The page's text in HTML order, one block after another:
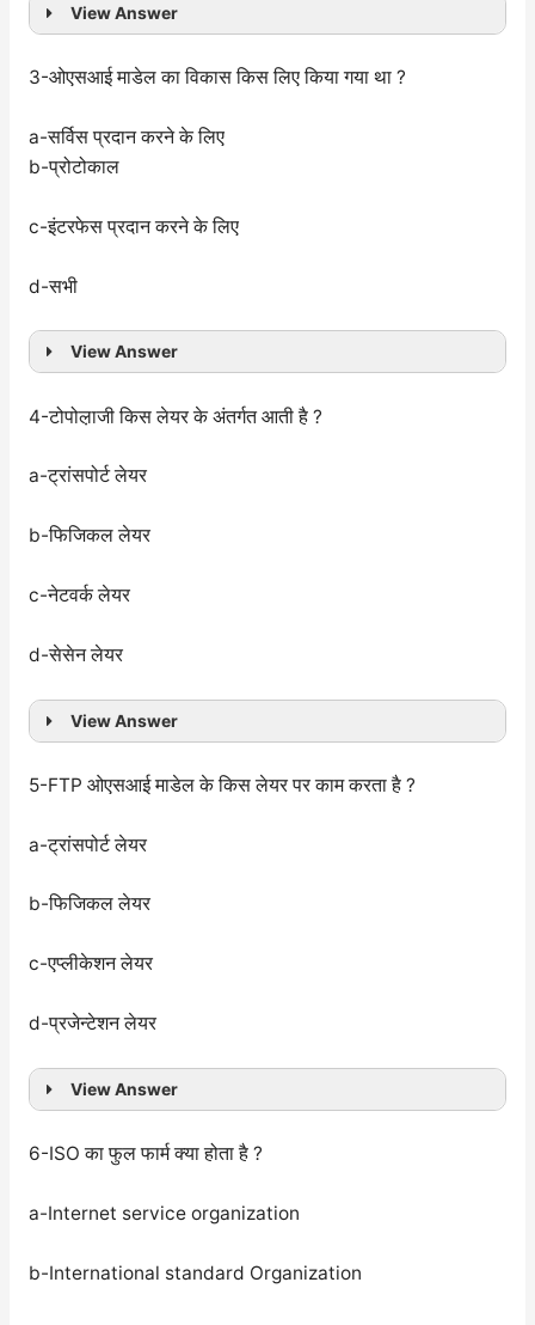
View Answer
3-ओएसआई माडेल का विकास किस लिए किया गया था ?
a-सर्विस प्रदान करने के लिए
b-प्रोटोकाल
c-इंटरफेस प्रदान करने के लिए
d-सभी
View Answer
4-टोपोल़ाजी किस लेयर के अंतर्गत आती है ?
a-ट्रांसपोर्ट लेयर
b-फिजिकल लेयर
c-नेटवर्क लेयर
d-सेसेन लेयर
View Answer
5-FTP ओएसआई माडेल के किस लेयर पर काम करता है ?
a-ट्रांसपोर्ट लेयर
b-फिजिकल लेयर
c-एप्लीकेशन लेयर
d-प्रजेन्टेशन लेयर
View Answer
6-ISO का फुल फार्म क्या होता है ?
a-Internet service organization
b-International standard Organization